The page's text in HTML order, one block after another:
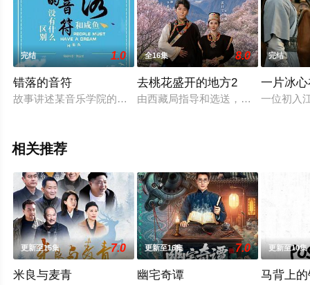
完结 1.0
错落的音符
故事讲述某音乐学院的毕业生周启星，因为对音乐教授肖长辉
全16集 8.0
去桃花盛开的地方2
由西藏局指导和选送，西藏未及文化
完结
一片冰
一位初入
相关推荐
更新至15集 7.0
米良与麦青
更新至16集 7.0
幽宅奇谭
更新至10集
马背上